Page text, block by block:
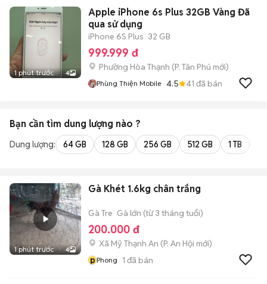
1 phút trước 4
Apple iPhone 6s Plus 32GB Vàng Đã
qua sử dụng
iPhone 6S Plus 32 GB
999.999 đ
Phường Hòa Thạnh (P. Tân Phú mới)
Phùng Thiện Mobile 4.5 41 đã bán
Bạn cần tìm dung lượng nào ?
Dung lượng: 64 GB 128 GB 256 GB 512 GB 1 TB
1 phút trước 4
Gà Khét 1.6kg chân trắng
Gà Tre Gà lớn (từ 3 tháng tuổi)
200.000 đ
Xã Mỹ Thạnh An (P. An Hội mới)
pPhong 1 đã bán